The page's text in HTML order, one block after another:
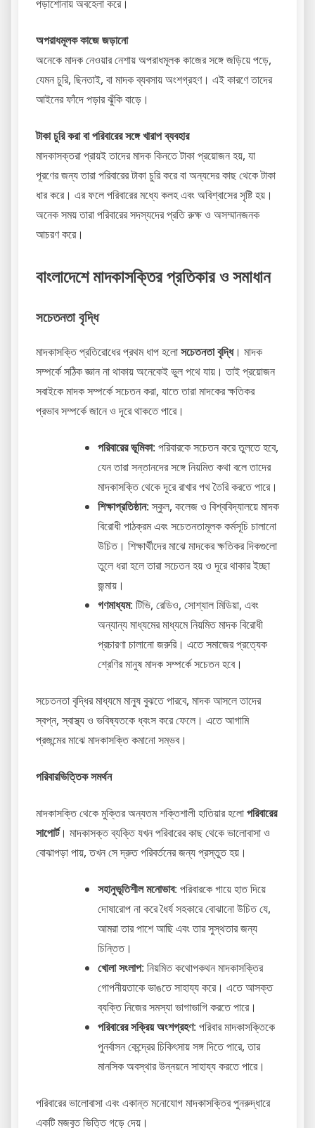
পড়াশোনায় অবহেলা করে।
অপরাধমূলক কাজে জড়ানো
অনেকে মাদক নেওয়ার নেশায় অপরাধমূলক কাজের সঙ্গে জড়িয়ে পড়ে,
যেমন চুরি, ছিনতাই, বা মাদক ব্যবসায় অংশগ্রহণ। এই কারণে তাদের
আইনের ফাঁদে পড়ার ঝুঁকি বাড়ে।
টাকা চুরি করা বা পরিবারের সঙ্গে খারাপ ব্যবহার
মাদকাসক্তরা প্রায়ই তাদের মাদক কিনতে টাকা প্রয়োজন হয়, যা
পূরণের জন্য তারা পরিবারের টাকা চুরি করে বা অন্যদের কাছ থেকে টাকা
ধার করে। এর ফলে পরিবারের মধ্যে কলহ এবং অবিশ্বাসের সৃষ্টি হয়।
অনেক সময় তারা পরিবারের সদস্যদের প্রতি রুক্ষ ও অসম্মানজনক
আচরণ করে।
বাংলাদেশে মাদকাসক্তির প্রতিকার ও সমাধান
সচেতনতা বৃদ্ধি
মাদকাসক্তি প্রতিরোধের প্রথম ধাপ হলোসচেতনতা বৃদ্ধি। মাদক
সম্পর্কে সঠিক জ্ঞান না থাকায় অনেকেই ভুল পথে যায়। তাই প্রয়োজন
সবাইকে মাদক সম্পর্কে সচেতন করা, যাতে তারা মাদকের ক্ষতিকর
প্রভাব সম্পর্কে জানে ও দূরে থাকতে পারে।
পরিবারের ভূমিকা: পরিবারকে সচেতন করে তুলতে হবে,
যেন তারা সন্তানদের সঙ্গে নিয়মিত কথা বলে তাদের
মাদকাসক্তি থেকে দূরে রাখার পথ তৈরি করতে পারে।
শিক্ষাপ্রতিষ্ঠান: স্কুল, কলেজ ও বিশ্ববিদ্যালয়ে মাদক
বিরোধী পাঠক্রম এবং সচেতনতামূলক কর্মসূচি চালানো
উচিত। শিক্ষার্থীদের মাঝে মাদকের ক্ষতিকর দিকগুলো
তুলে ধরা হলে তারা সচেতন হয় ও দূরে থাকার ইচ্ছা
জন্মায়।
গণমাধ্যম: টিভি, রেডিও, সোশ্যাল মিডিয়া, এবং
অন্যান্য মাধ্যমের মাধ্যমে নিয়মিত মাদক বিরোধী
প্রচারণা চালানো জরুরি। এতে সমাজের প্রত্যেক
শ্রেণির মানুষ মাদক সম্পর্কে সচেতন হবে।
সচেতনতা বৃদ্ধির মাধ্যমে মানুষ বুঝতে পারবে, মাদক আসলে তাদের
স্বপ্ন, স্বাস্থ্য ও ভবিষ্যতকে ধ্বংস করে ফেলে। এতে আগামি
প্রজন্মের মাঝে মাদকাসক্তি কমানো সম্ভব।
পরিবারভিত্তিক সমর্থন
মাদকাসক্তি থেকে মুক্তির অন্যতম শক্তিশালী হাতিয়ার হলোপরিবারের
সাপোর্ট। মাদকাসক্ত ব্যক্তি যখন পরিবারের কাছ থেকে ভালোবাসা ও
বোঝাপড়া পায়, তখন সে দ্রুত পরিবর্তনের জন্য প্রস্তুত হয়।
সহানুভূতিশীল মনোভাব: পরিবারকে গায়ে হাত দিয়ে
দোষারোপ না করে ধৈর্য সহকারে বোঝানো উচিত যে,
আমরা তার পাশে আছি এবং তার সুস্থতার জন্য
চিন্তিত।
খোলা সংলাপ: নিয়মিত কথোপকথন মাদকাসক্তির
গোপনীয়তাকে ভাঙতে সাহায্য করে। এতে আসক্ত
ব্যক্তি নিজের সমস্যা ভাগাভাগি করতে পারে।
পরিবারের সক্রিয় অংশগ্রহণ: পরিবার মাদকাসক্তিকে
পুনর্বাসন কেন্দ্রের চিকিৎসায় সঙ্গ দিতে পারে, তার
মানসিক অবস্থার উন্নয়নে সাহায্য করতে পারে।
পরিবারের ভালোবাসা এবং একান্ত মনোযোগ মাদকাসক্তির পুনরুদ্ধারে
একটি মজবুত ভিত্তি গড়ে দেয়।